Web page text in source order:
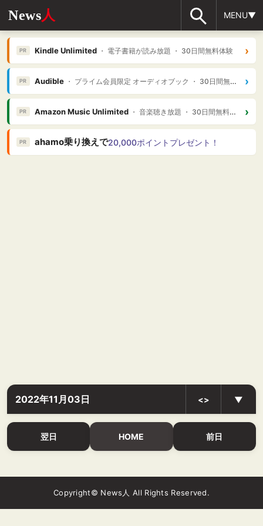
News人 MENU▼
PR Kindle Unlimited・ 電子書籍が読み放題 ・ 30日間無料体験 ›
PR Audible・ プライム会員限定 オーディオブック ・ 30日間無料体験 ›
PR Amazon Music Unlimited・ 音楽聴き放題 ・ 30日間無料体験 ›
PR ahamo乗り換えで20,000ポイントプレゼント！
2022年11月03日 <> ▼
翌日 HOME 前日
Copyright© News人 All Rights Reserved.